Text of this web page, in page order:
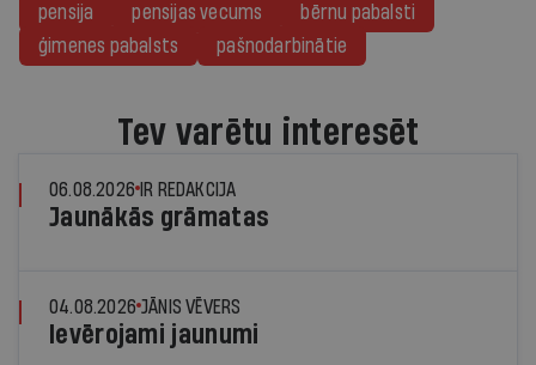
pensija
pensijas vecums
bērnu pabalsti
ģimenes pabalsts
pašnodarbinātie
Tev varētu interesēt
06.08.2026 IR REDAKCIJA
Jaunākās grāmatas
04.08.2026 JĀNIS VĒVERS
Ievērojami jaunumi